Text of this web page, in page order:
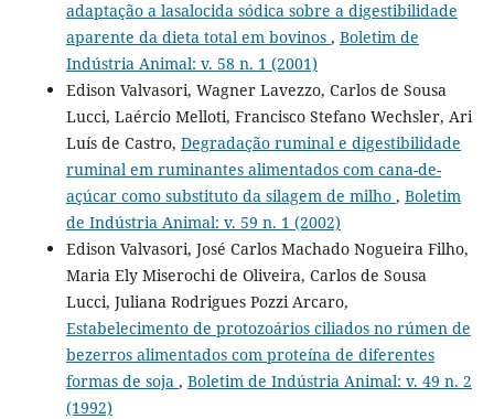
adaptação a lasalocida sódica sobre a digestibilidade
aparente da dieta total em bovinos , Boletim de
Indústria Animal: v. 58 n. 1 (2001)
Edison Valvasori, Wagner Lavezzo, Carlos de Sousa
Lucci, Laércio Melloti, Francisco Stefano Wechsler, Ari
Luís de Castro, Degradação ruminal e digestibilidade
ruminal em ruminantes alimentados com cana-de-
açúcar como substituto da silagem de milho , Boletim
de Indústria Animal: v. 59 n. 1 (2002)
Edison Valvasori, José Carlos Machado Nogueira Filho,
Maria Ely Miserochi de Oliveira, Carlos de Sousa
Lucci, Juliana Rodrigues Pozzi Arcaro,
Estabelecimento de protozoários ciliados no rúmen de
bezerros alimentados com proteína de diferentes
formas de soja , Boletim de Indústria Animal: v. 49 n. 2
(1992)